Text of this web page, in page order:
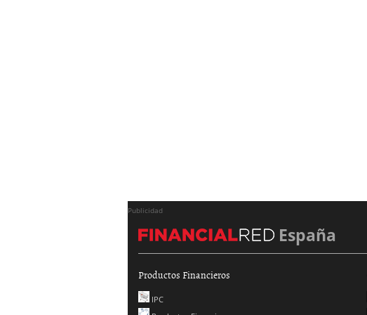
Publicidad
España
Productos Financieros
IPC